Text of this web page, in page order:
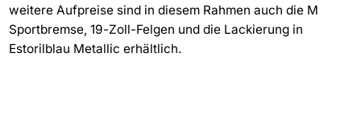
weitere Aufpreise sind in diesem Rahmen auch die M
Sportbremse, 19-Zoll-Felgen und die Lackierung in
Estorilblau Metallic erhältlich.